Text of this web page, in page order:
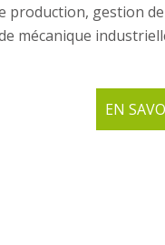
production, gestion
mécanique
EN SAVOIR
EN